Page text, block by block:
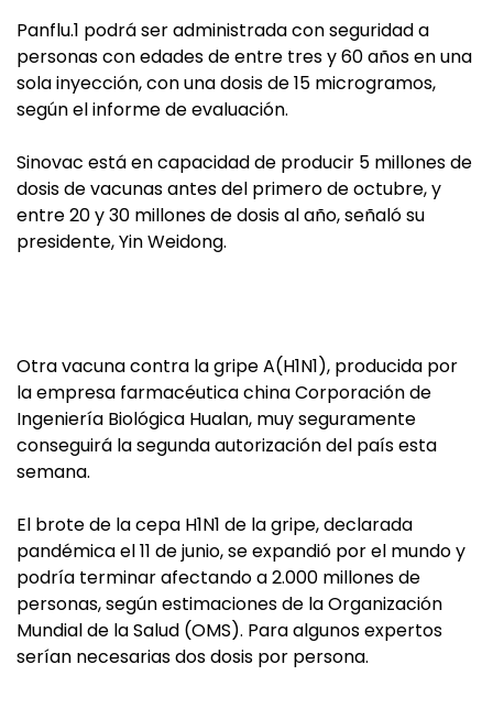
Panflu.1 podrá ser administrada con seguridad a
personas con edades de entre tres y 60 años en una
sola inyección, con una dosis de 15 microgramos,
según el informe de evaluación.
Sinovac está en capacidad de producir 5 millones de
dosis de vacunas antes del primero de octubre, y
entre 20 y 30 millones de dosis al año, señaló su
presidente, Yin Weidong.
Otra vacuna contra la gripe A(H1N1), producida por
la empresa farmacéutica china Corporación de
Ingeniería Biológica Hualan, muy seguramente
conseguirá la segunda autorización del país esta
semana.
El brote de la cepa H1N1 de la gripe, declarada
pandémica el 11 de junio, se expandió por el mundo y
podría terminar afectando a 2.000 millones de
personas, según estimaciones de la Organización
Mundial de la Salud (OMS). Para algunos expertos
serían necesarias dos dosis por persona.